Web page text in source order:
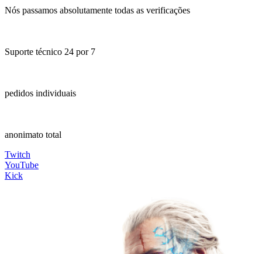
Nós passamos absolutamente todas as verificações
Suporte técnico 24 por 7
pedidos individuais
anonimato total
Twitch
YouTube
Kick